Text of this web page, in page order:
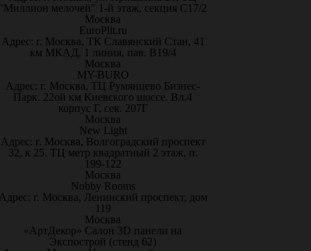
мелочей" 1-й этаж, секция С17/2
Москва
EuroPlit.ru
Адрес: г. Москва, ТК Славянский Стан, 41
км МКАД, 1 линия, пав. В19/4
Москва
MY-BURO
Адрес: г. Москва, ТЦ Румянцево Бизнес-
Парк. 22ой км Киевского шоссе. Вл.4
корпус Г, сек. 207Г
Москва
New Light
Адрес: г. Москва, Волгоградский проспект
32, к 25. ТЦ метр квадратный 2 этаж, п.
199-122
Москва
Nobby Rooms
г. Москва, Ленинский проспект, дом
119
Москва
«АртДекор» Салон 3D панели на
Экспострой (стенд 62)